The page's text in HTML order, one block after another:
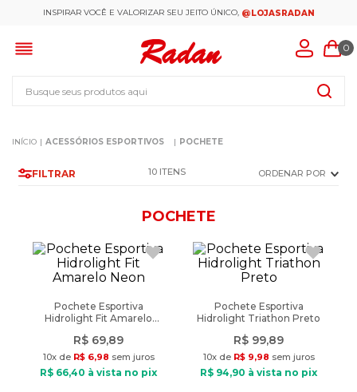
INSPIRAR VOCÊ E VALORIZAR SEU JEITO ÚNICO, @LOJASRADAN
0
ACESSÓRIOS ESPORTIVOS POCHETE
FILTRAR 10 ORDENAR POR
POCHETE
Pochete Esportiva
Hidrolight Fit Amarelo
R$ 69,89
10x de R$ 6,98 sem juros
R$ 66,40 à vista no pix
Pochete Esportiva
Hidrolight Triathon Preto
R$ 99,89
10x de R$ 9,98 sem juros
R$ 94,90 à vista no pix